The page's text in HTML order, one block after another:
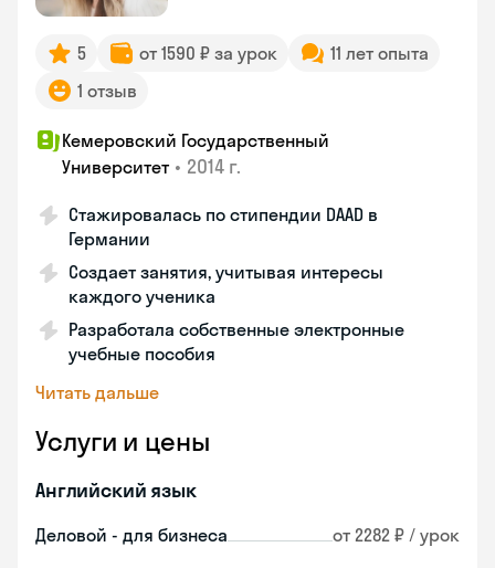
5 от 1590 ₽ за урок
11 лет опыта
1 отзыв
Кемеровский Государственный
Университет • 2014 г.
Стажировалась по стипендии DAAD в
Германии
Создает занятия, учитывая интересы
каждого ученика
Разработала собственные электронные
учебные пособия
Читать дальше
Услуги и цены
Английский язык
Деловой - для бизнеса от 2282 ₽ / урок